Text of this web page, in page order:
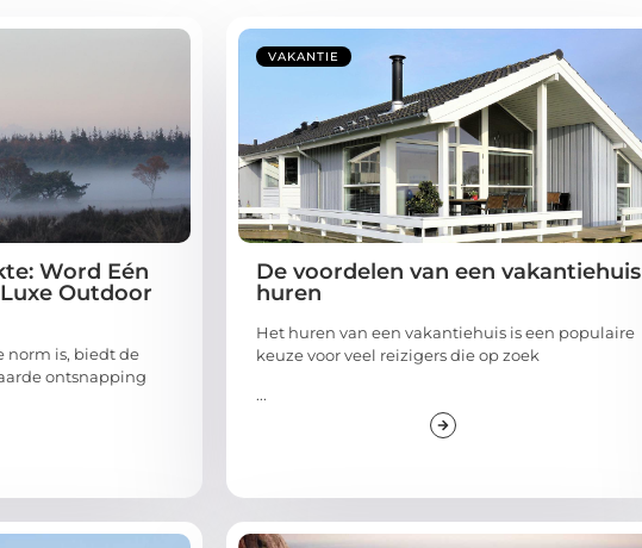
Word Eén
Outdoor
norm is, biedt de
ontsnapping
VAKANTIE
De voordelen van een vakantiehuis
huren
Het huren van een vakantiehuis is een populaire
keuze voor veel reizigers die op zoek
...